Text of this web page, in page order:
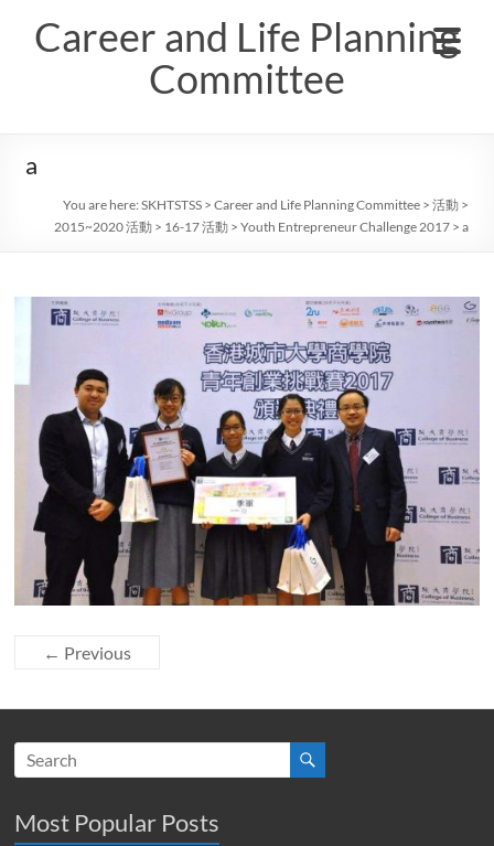
contentCareer and Life Planning
Committee
a
You are here:SKHTSTSS >Career and Life Planning Committee >活動 >
2015~2020 活動 > 16-17 活動 >Youth Entrepreneur Challenge 2017 >a
← Previous
Most Popular Posts